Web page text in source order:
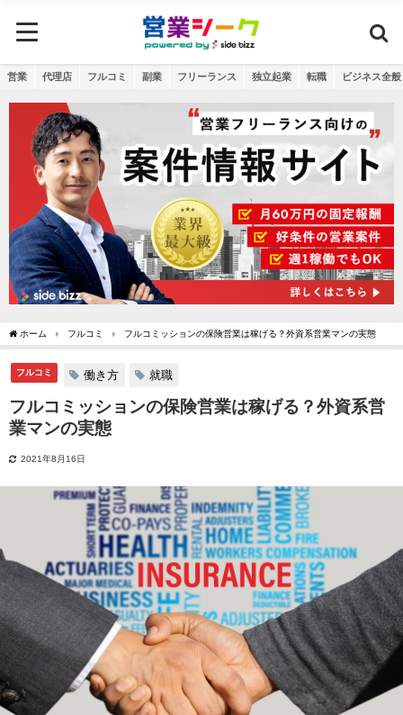
営業 代理店 フルコミ 副業 フリーランス 独立起業 転職 ビジネス全般
ホーム フルコミ フルコミッションの保険営業は稼げる？外資系営業マンの実態
フルコミ 働き方 就職
フルコミッションの保険営業は稼げる？外資系営
業マンの実態
2021年8月16日